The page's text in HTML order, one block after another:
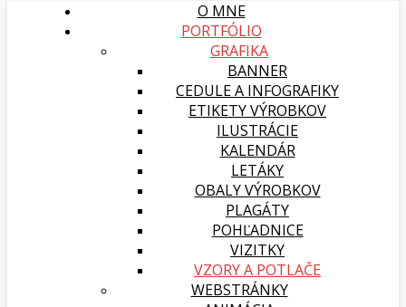
O MNE
PORTFÓLIO
GRAFIKA
BANNER
CEDULE A INFOGRAFIKY
ETIKETY VÝROBKOV
ILUSTRÁCIE
KALENDÁR
LETÁKY
OBALY VÝROBKOV
PLAGÁTY
POHĽADNICE
VIZITKY
VZORY A POTLAČE
WEBSTRÁNKY